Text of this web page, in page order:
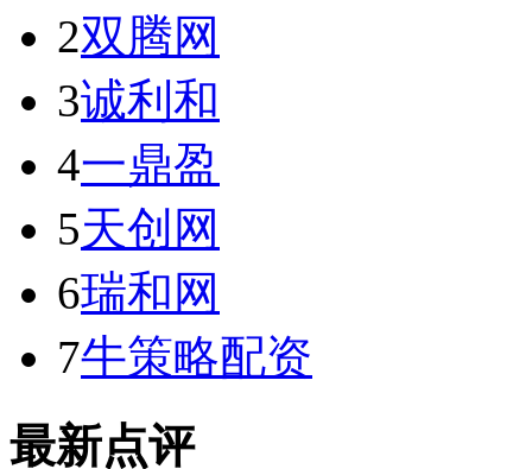
2双腾网
3诚利和
4一鼎盈
5天创网
6瑞和网
7牛策略配资
最新点评